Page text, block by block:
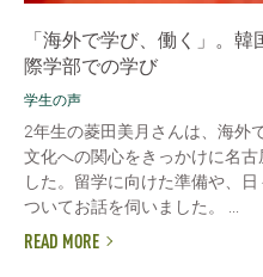
「海外で学び、働く」。
際学部での学び
学生の声
2年生の菱田美月さんは、海外
文化への関心をきっかけに名
した。留学に向けた準備や、
ついてお話を伺いました。 ...
READ MORE